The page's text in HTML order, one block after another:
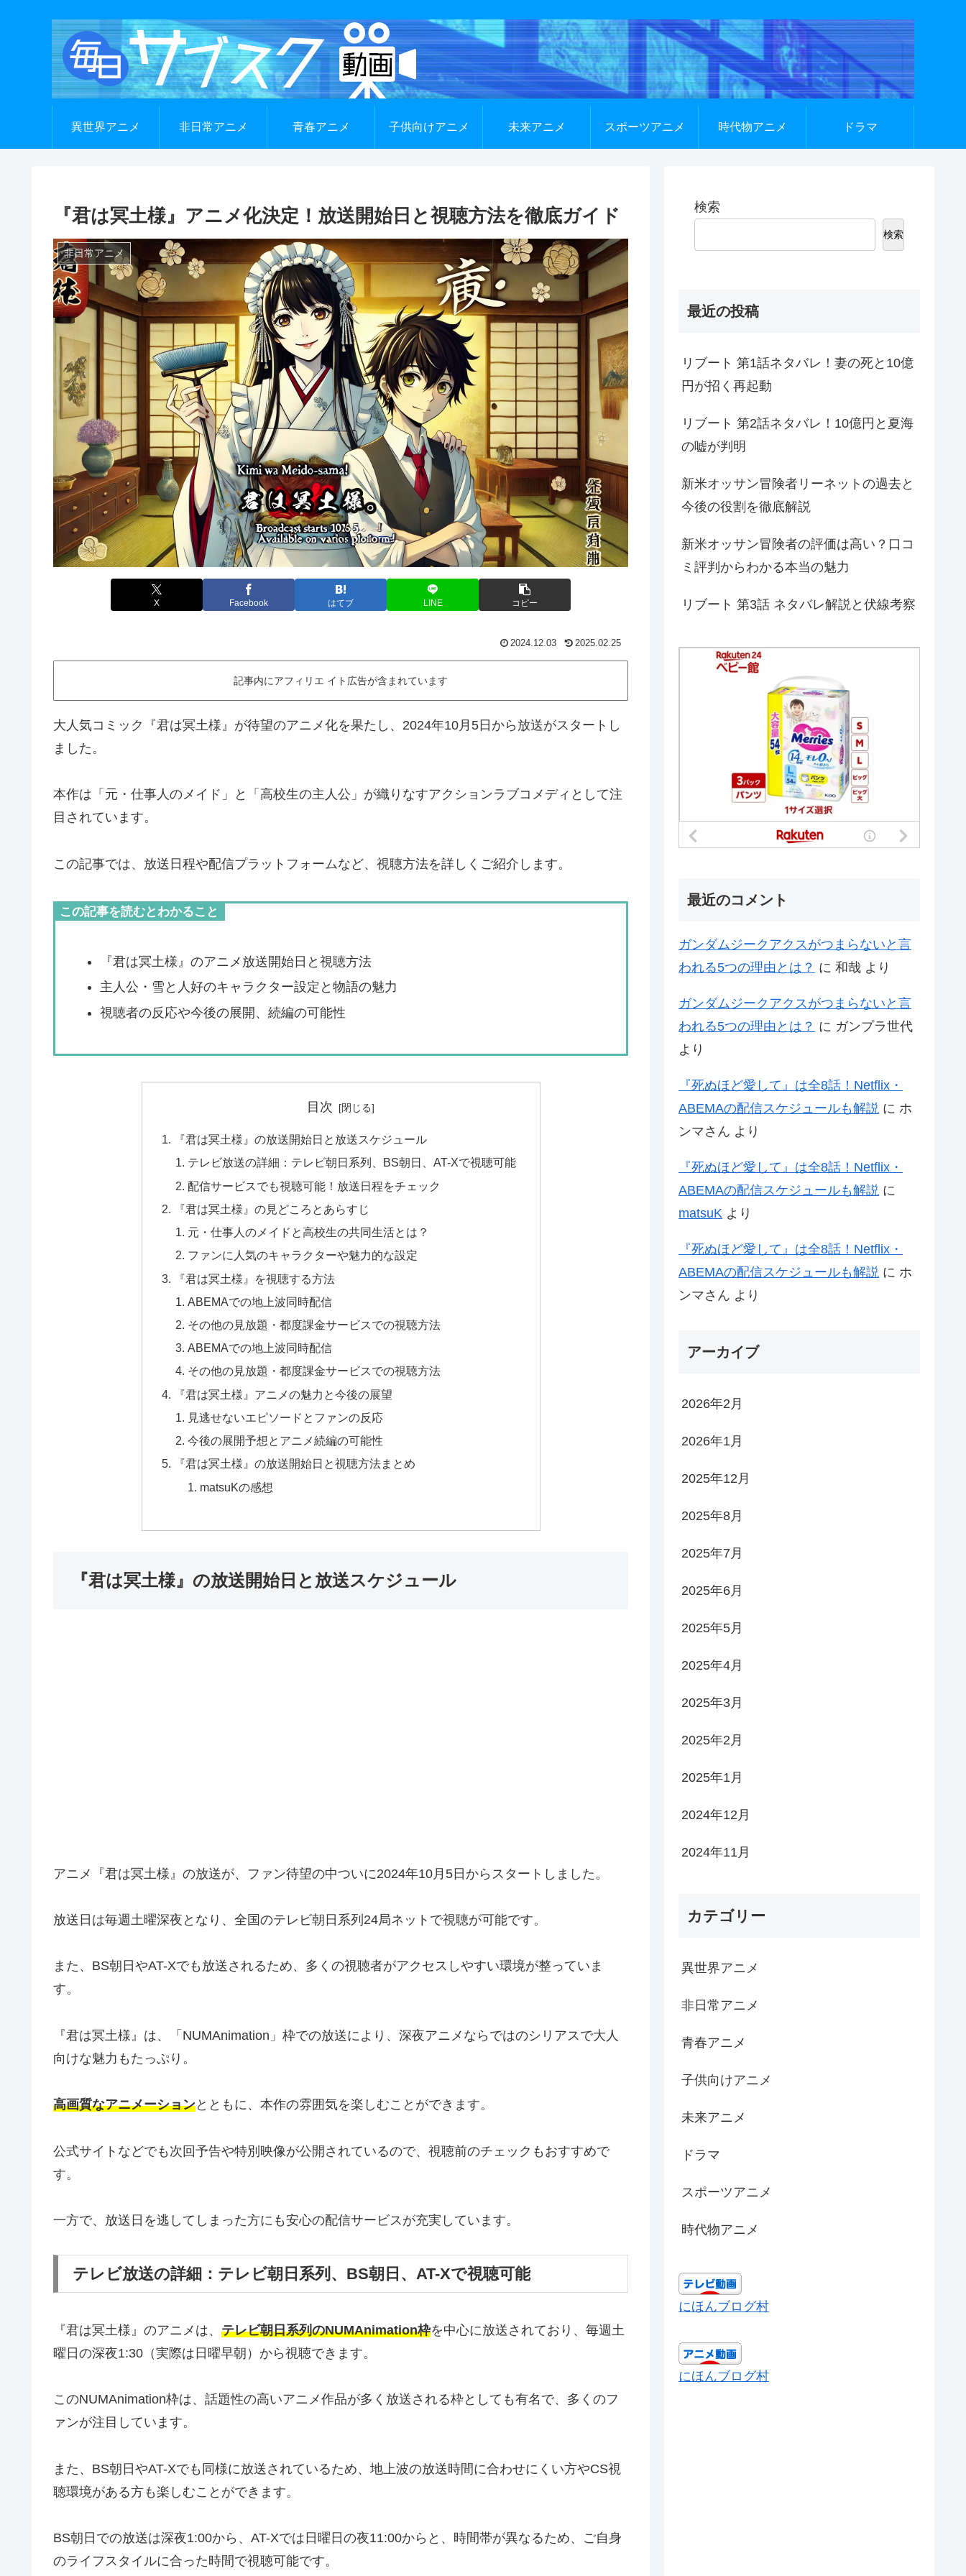
異世界アニメ 非日常アニメ 青春アニメ 子供向けアニメ 未来アニメ スポーツアニメ 時代物アニメ ドラマ
『君は冥土様』アニメ化決定！放送開始日と視聴方法を徹底ガイド
非日常アニメ
X Facebook はてブ LINE コピー
2024.12.03 2025.02.25
記事内にアフィリエ イト広告が含まれています
大人気コミック『君は冥土様』が待望のアニメ化を果たし、2024年10月5日から放送がスタートし
ました。
本作は「元・仕事人のメイド」と「高校生の主人公」が織りなすアクションラブコメディとして注
目されています。
この記事では、放送日程や配信プラットフォームなど、視聴方法を詳しくご紹介します。
この記事を読むとわかること
『君は冥土様』のアニメ放送開始日と視聴方法
主人公・雪と人好のキャラクター設定と物語の魅力
視聴者の反応や今後の展開、続編の可能性
目次
『君は冥土様』の放送開始日と放送スケジュール
テレビ放送の詳細：テレビ朝日系列、BS朝日、AT-Xで視聴可能
配信サービスでも視聴可能！放送日程をチェック
『君は冥土様』の見どころとあらすじ
元・仕事人のメイドと高校生の共同生活とは？
ファンに人気のキャラクターや魅力的な設定
『君は冥土様』を視聴する方法
ABEMAでの地上波同時配信
その他の見放題・都度課金サービスでの視聴方法
ABEMAでの地上波同時配信
その他の見放題・都度課金サービスでの視聴方法
『君は冥土様』アニメの魅力と今後の展望
見逃せないエピソードとファンの反応
今後の展開予想とアニメ続編の可能性
『君は冥土様』の放送開始日と視聴方法まとめ
matsuKの感想
『君は冥土様』の放送開始日と放送スケジュール
アニメ『君は冥土様』の放送が、ファン待望の中ついに2024年10月5日からスタートしました。
放送日は毎週土曜深夜となり、全国のテレビ朝日系列24局ネットで視聴が可能です。
また、BS朝日やAT-Xでも放送されるため、多くの視聴者がアクセスしやすい環境が整っていま
す。
『君は冥土様』は、「NUMAnimation」枠での放送により、深夜アニメならではのシリアスで大人
向けな魅力もたっぷり。
高画質なアニメーションとともに、本作の雰囲気を楽しむことができます。
公式サイトなどでも次回予告や特別映像が公開されているので、視聴前のチェックもおすすめで
す。
一方で、放送日を逃してしまった方にも安心の配信サービスが充実しています。
テレビ放送の詳細：テレビ朝日系列、BS朝日、AT-Xで視聴可能
『君は冥土様』のアニメは、 テレビ朝日系列のNUMAnimation枠を中心に放送されており、毎週土
曜日の深夜1:30（実際は日曜早朝）から視聴できます。
このNUMAnimation枠は、話題性の高いアニメ作品が多く放送される枠としても有名で、多くのフ
ァンが注目しています。
また、BS朝日やAT-Xでも同様に放送されているため、地上波の放送時間に合わせにくい方やCS視
聴環境がある方も楽しむことができます。
BS朝日での放送は深夜1:00から、AT-Xでは日曜日の夜11:00からと、時間帯が異なるため、ご自身
のライフスタイルに合った時間で視聴可能です。
検索
検索
最近の投稿
リブート 第1話ネタバレ！妻の死と10億
円が招く再起動
リブート 第2話ネタバレ！10億円と夏海
の嘘が判明
新米オッサン冒険者リーネットの過去と
今後の役割を徹底解説
新米オッサン冒険者の評価は高い？口コ
ミ評判からわかる本当の魅力
リブート 第3話 ネタバレ解説と伏線考察
最近のコメント
ガンダムジークアクスがつまらないと言
われる5つの理由とは？ に 和哉 より
ガンダムジークアクスがつまらないと言
われる5つの理由とは？ に ガンプラ世代
より
『死ぬほど愛して』は全8話！Netflix・
ABEMAの配信スケジュールも解説 に ホ
ンマさん より
『死ぬほど愛して』は全8話！Netflix・
ABEMAの配信スケジュールも解説 に
matsuK より
『死ぬほど愛して』は全8話！Netflix・
ABEMAの配信スケジュールも解説 に ホ
ンマさん より
アーカイブ
2026年2月
2026年1月
2025年12月
2025年8月
2025年7月
2025年6月
2025年5月
2025年4月
2025年3月
2025年2月
2025年1月
2024年12月
2024年11月
カテゴリー
異世界アニメ
非日常アニメ
青春アニメ
子供向けアニメ
未来アニメ
ドラマ
スポーツアニメ
時代物アニメ
にほんブログ村
にほんブログ村